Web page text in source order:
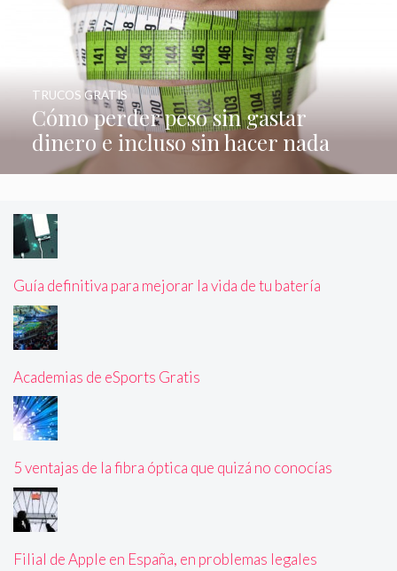
Cómo perder peso sin gastar
dinero e incluso sin hacer nada
TRUCOS GRATIS
Guía definitiva para mejorar la vida de tu batería
Academias de eSports Gratis
5 ventajas de la fibra óptica que quizá no conocías
Filial de Apple en España, en problemas legales